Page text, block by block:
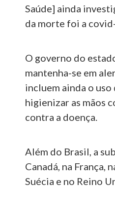
Saúde] ainda
da morte foi a
O governo do
mantenha-se em
incluem ainda o
higienizar as mãos
contra a doença.
Além do Brasil, a
Canadá, na França,
Suécia e no Reino